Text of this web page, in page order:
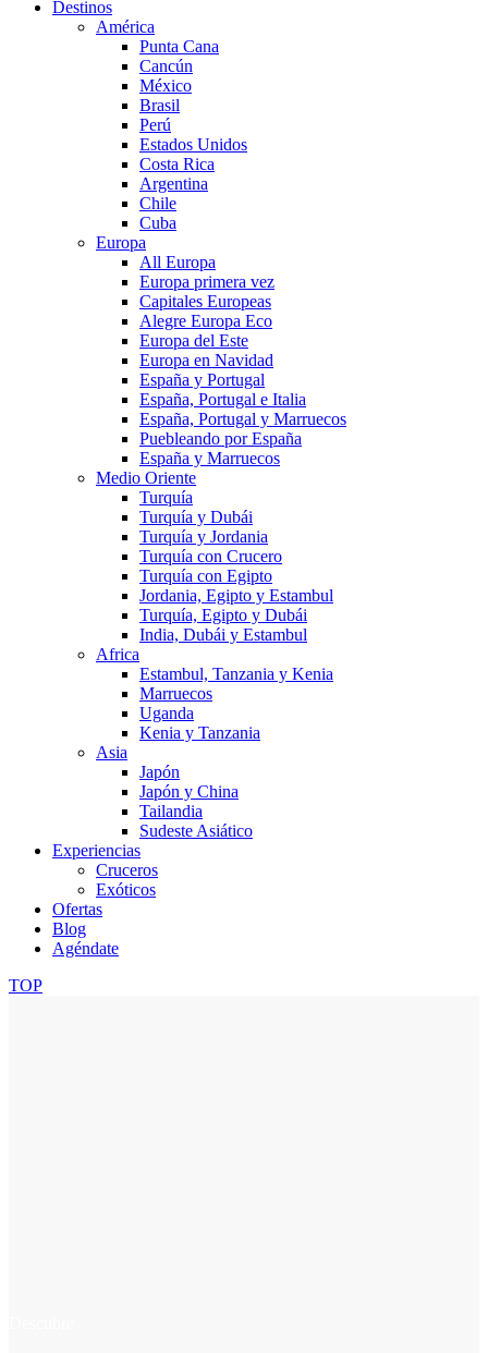
Destinos
América
Punta Cana
Cancún
México
Brasil
Perú
Estados Unidos
Costa Rica
Argentina
Chile
Cuba
Europa
All Europa
Europa primera vez
Capitales Europeas
Alegre Europa Eco
Europa del Este
Europa en Navidad
España y Portugal
España, Portugal e Italia
España, Portugal y Marruecos
Puebleando por España
España y Marruecos
Medio Oriente
Turquía
Turquía y Dubái
Turquía y Jordania
Turquía con Crucero
Turquía con Egipto
Jordania, Egipto y Estambul
Turquía, Egipto y Dubái
India, Dubái y Estambul
Africa
Estambul, Tanzania y Kenia
Marruecos
Uganda
Kenia y Tanzania
Asia
Japón
Japón y China
Tailandia
Sudeste Asiático
Experiencias
Cruceros
Exóticos
Ofertas
Blog
Agéndate
TOP